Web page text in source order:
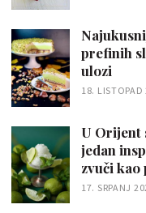
prefinih
ulozi
18. LISTOPAD
U Orijent
jedan
zvuči
17. SRPANJ